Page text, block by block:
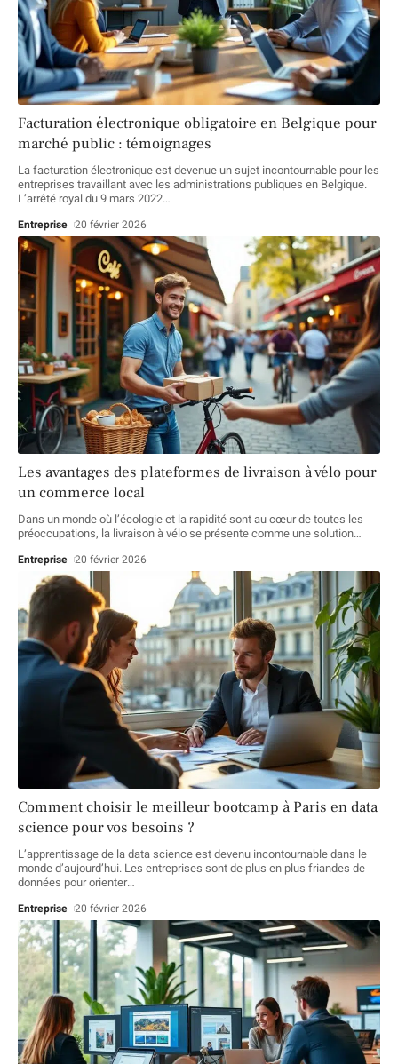
Facturation électronique obligatoire en Belgique pour
marché public : témoignages
La facturation électronique est devenue un sujet incontournable pour les
entreprises travaillant avec les administrations publiques en Belgique.
L’arrêté royal du 9 mars 2022…
Entreprise 20 février 2026
Les avantages des plateformes de livraison à vélo pour
un commerce local
Dans un monde où l’écologie et la rapidité sont au cœur de toutes les
préoccupations, la livraison à vélo se présente comme une solution…
Entreprise 20 février 2026
Comment choisir le meilleur bootcamp à Paris en data
science pour vos besoins ?
L’apprentissage de la data science est devenu incontournable dans le
monde d’aujourd’hui. Les entreprises sont de plus en plus friandes de
données pour orienter…
Entreprise 20 février 2026